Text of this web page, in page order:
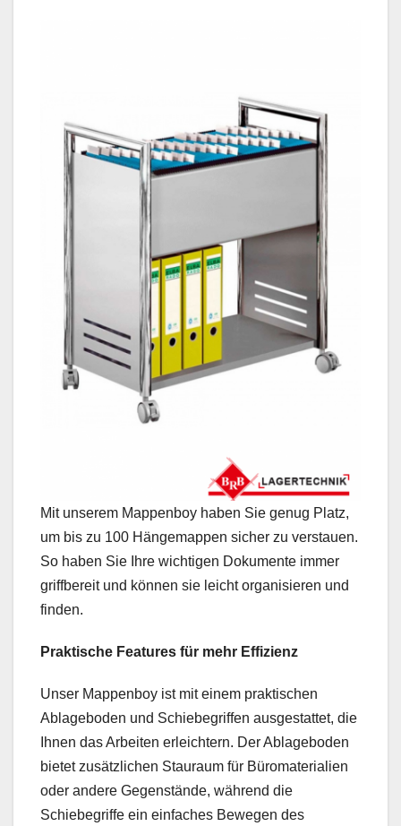
Mit unserem Mappenboy haben Sie genug Platz,
um bis zu 100 Hängemappen sicher zu verstauen.
So haben Sie Ihre wichtigen Dokumente immer
griffbereit und können sie leicht organisieren und
finden.
Praktische Features für mehr Effizienz
Unser Mappenboy ist mit einem praktischen
Ablageboden und Schiebegriffen ausgestattet, die
Ihnen das Arbeiten erleichtern. Der Ablageboden
bietet zusätzlichen Stauraum für Büromaterialien
oder andere Gegenstände, während die
Schiebegriffe ein einfaches Bewegen des